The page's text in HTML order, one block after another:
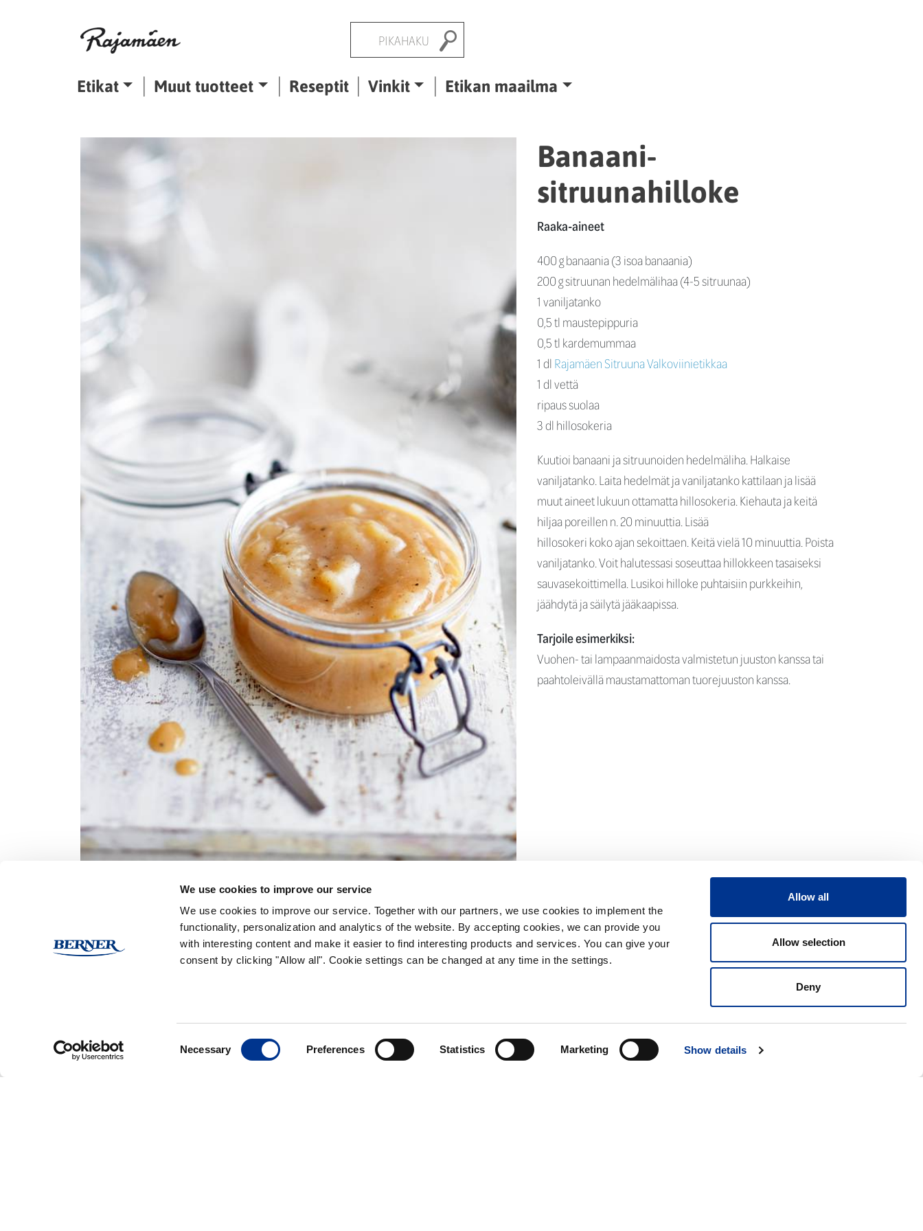
We use cookies to improve our service
We use cookies to improve our service. Together with our partners, we use cookies to implement the
functionality, personalization and analytics of the website. By accepting cookies, we can provide you
with interesting content and make it easier to find interesting products and services. You can give your
consent by clicking "Allow all". Cookie settings can be changed at any time in the settings.
Necessary Preferences Statistics Marketing Show details
Allow all
Allow selection
Deny
Etikat Muut tuotteet Reseptit Vinkit Etikan maailma
GLUTEENITON LAKTOOSITON
MAIDOTON
(Ei arvioita)
Banaani-
sitruunahilloke
Raaka-aineet
400 g banaania (3 isoa banaania)
200 g sitruunan hedelmälihaa (4-5 sitruunaa)
1 vaniljatanko
0,5 tl maustepippuria
0,5 tl kardemummaa
1 dlRajamäen Sitruuna Valkoviinietikkaa
1 dl vettä
ripaus suolaa
3 dl hillosokeria
Kuutioi banaani ja sitruunoiden hedelmäliha. Halkaise
vaniljatanko. Laita hedelmät ja vaniljatanko kattilaan ja lisää
muut aineet lukuun ottamatta hillosokeria. Kiehauta ja keitä
hiljaa poreillen n. 20 minuuttia. Lisää
hillosokeri koko ajan sekoittaen. Keitä vielä 10 minuuttia. Poista
vaniljatanko. Voit halutessasi soseuttaa hillokkeen tasaiseksi
sauvasekoittimella. Lusikoi hilloke puhtaisiin purkkeihin,
jäähdytä ja säilytä jääkaapissa.
Tarjoile esimerkiksi:
Vuohen- tai lampaanmaidosta valmistetun juuston kanssa tai
paahtoleivällä maustamattoman tuorejuuston kanssa.